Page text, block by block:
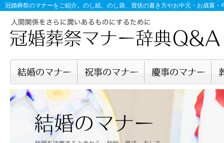
冠婚葬祭のマナーをご紹介。のし紙、のし袋、賞状の書き方やお中元・お歳暮